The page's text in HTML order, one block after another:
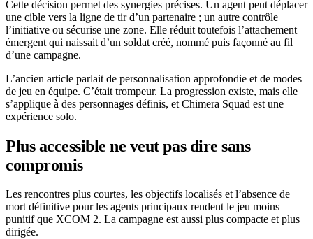
Cette décision permet des synergies précises. Un agent peut déplacer
une cible vers la ligne de tir d’un partenaire ; un autre contrôle
l’initiative ou sécurise une zone. Elle réduit toutefois l’attachement
émergent qui naissait d’un soldat créé, nommé puis façonné au fil
d’une campagne.
L’ancien article parlait de personnalisation approfondie et de modes
de jeu en équipe. C’était trompeur. La progression existe, mais elle
s’applique à des personnages définis, et Chimera Squad est une
expérience solo.
Plus accessible ne veut pas dire sans
compromis
Les rencontres plus courtes, les objectifs localisés et l’absence de
mort définitive pour les agents principaux rendent le jeu moins
punitif que XCOM 2. La campagne est aussi plus compacte et plus
dirigée.